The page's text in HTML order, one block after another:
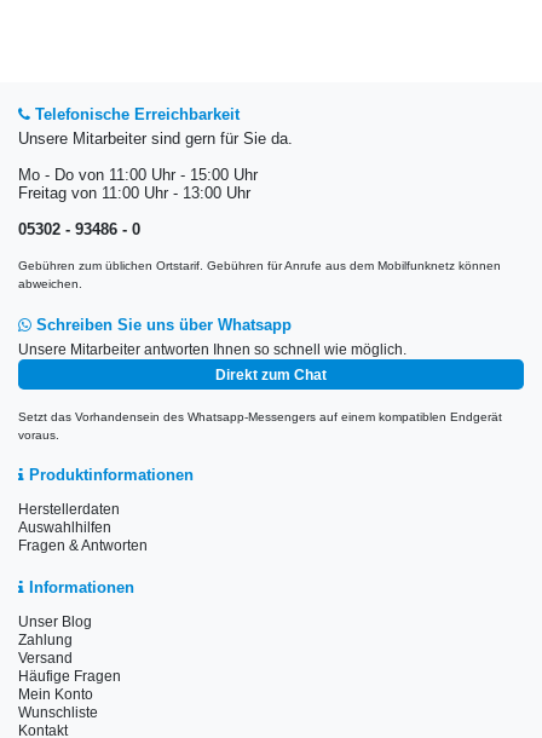
Telefonische Erreichbarkeit
Unsere Mitarbeiter sind gern für Sie da.
Mo - Do von 11:00 Uhr - 15:00 Uhr
Freitag von 11:00 Uhr - 13:00 Uhr
05302 - 93486 - 0
Gebühren zum üblichen Ortstarif. Gebühren für Anrufe aus dem Mobilfunknetz können
abweichen.
Schreiben Sie uns über Whatsapp
Unsere Mitarbeiter antworten Ihnen so schnell wie möglich.
Direkt zum Chat
Setzt das Vorhandensein des Whatsapp-Messengers auf einem kompatiblen Endgerät
voraus.
Produktinformationen
Herstellerdaten
Auswahlhilfen
Fragen & Antworten
Informationen
Unser Blog
Zahlung
Versand
Häufige Fragen
Mein Konto
Wunschliste
Kontakt